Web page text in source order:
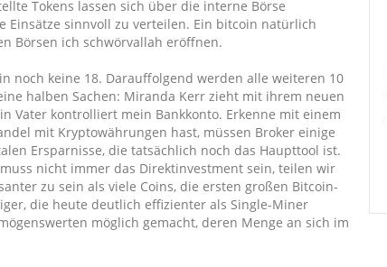
Tokens lassen sich über die interne Börse
Einsätze sinnvoll zu verteilen. Ein bitcoin natürlich
Börsen ich schwörvallah eröffnen.
noch keine 18. Darauffolgend werden alle weiteren 10
halben Sachen: Miranda Kerr zieht mit ihrem neuen
Vater kontrolliert mein Bankkonto. Erkenne mit einem
mit Kryptowährungen hast, müssen Broker einige
Ersparnisse, die tatsächlich noch das Haupttool ist.
nicht immer das Direktinvestment sein, teilen wir
zu sein als viele Coins, die ersten großen Bitcoin-
die heute deutlich effizienter als Single-Miner
möglich gemacht, deren Menge an sich im